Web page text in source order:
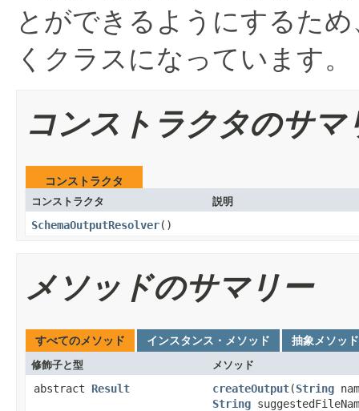
とができるようにするた
くクラスになっています。
コンストラクタのサマ
コンストラクタ
コンストラクタ 説明
SchemaOutputResolver()
メソッドのサマリー
すべてのメソッド インスタンス・メソッド 抽象メソッド
修飾子と型 メソッド
abstract Result createOutput(String
String